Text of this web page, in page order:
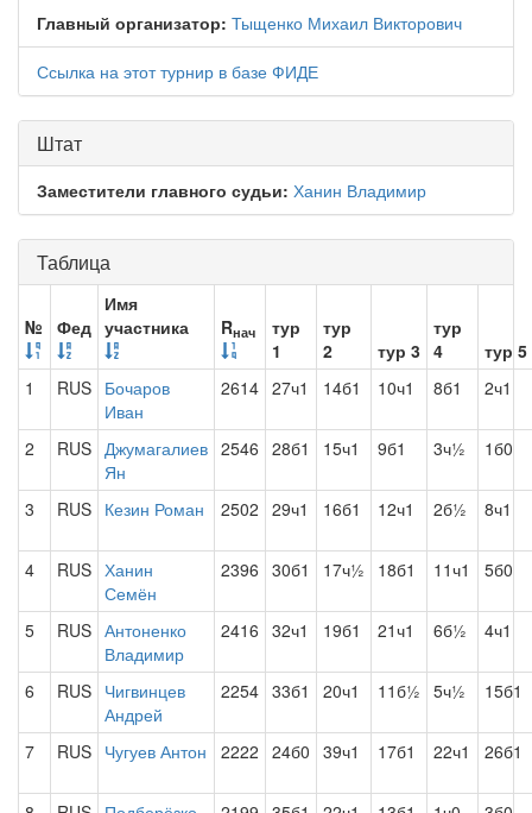
Главный организатор: Тыщенко Михаил Викторович
Ссылка на этот турнир в базе ФИДЕ
Штат
Заместители главного судьи: Ханин Владимир
Таблица
№ Фед
Имя
участника
Rнач
тур
1
тур
2
тур 3
тур
4
тур 5
1
RUS Бочаров
Иван
2614 27ч1 14б1 10ч1 8б1 2ч1
2 RUS Джумагалиев
Ян
2546 28б1 15ч1 9б1 3ч½ 1б0
3 RUS Кезин Роман 2502 29ч1 16б1 12ч1 2б½ 8ч1
4 RUS Ханин
Семён
2396 30б1 17ч½ 18б1 11ч1 5б0
5 RUS Антоненко
Владимир
2416 32ч1 19б1 21ч1 6б½ 4ч1
6 RUS Чигвинцев
Андрей
2254 33б1 20ч1 11б½ 5ч½ 15б1
7 RUS Чугуев Антон 2222 24б0 39ч1 17б1 22ч1 26б1